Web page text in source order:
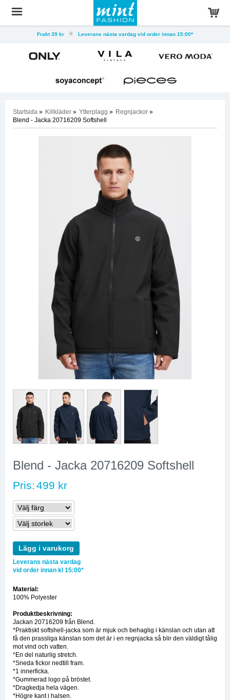
Frakt 39 kr Leverans nästa vardag vid order innan 15:00*
Startsida » Killkläder » Ytterplagg » Regnjackor »
Blend - Jacka 20716209 Softshell
Blend - Jacka 20716209 Softshell
Pris: 499 kr
Lägg i varukorg
Leverans nästa vardag
vid order innan kl 15:00*
Material:
100% Polyester
Produktbeskrivning:
Jackan 20716209 från Blend.
*Praktiskt softshell-jacka som är mjuk och behaglig i känslan och utan att
få den prassliga känslan som det är i en regnjacka så blir den väldigt tålig
mot vind och vatten.
*En del naturlig stretch.
*Sneda fickor nedtill fram.
*1 innerficka.
*Gummerad logo på bröstet.
*Dragkedja hela vägen.
*Högre kant i halsen.